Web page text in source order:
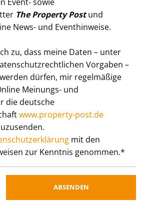
The Property Postund
News- und Eventhinweise.
zu, dass meine Daten – unter
Vorgaben –
dürfen, mir regelmäßige
Meinungs- und
die deutsche
www.property-post.de
mit den
zur Kenntnis genommen.*
ABSENDEN